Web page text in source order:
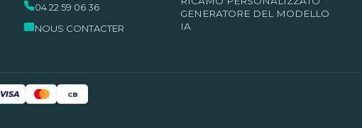
04 22 59 06 36
NOUS CONTACTER
GENERATORE DEL MODELLO
IA
VISA CB